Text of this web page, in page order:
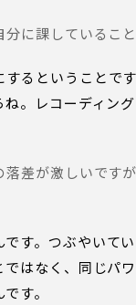
に課しているこ
するということで
。レコーディン
差が激しいです
です。つぶやいて
はなく、同じパ
す。